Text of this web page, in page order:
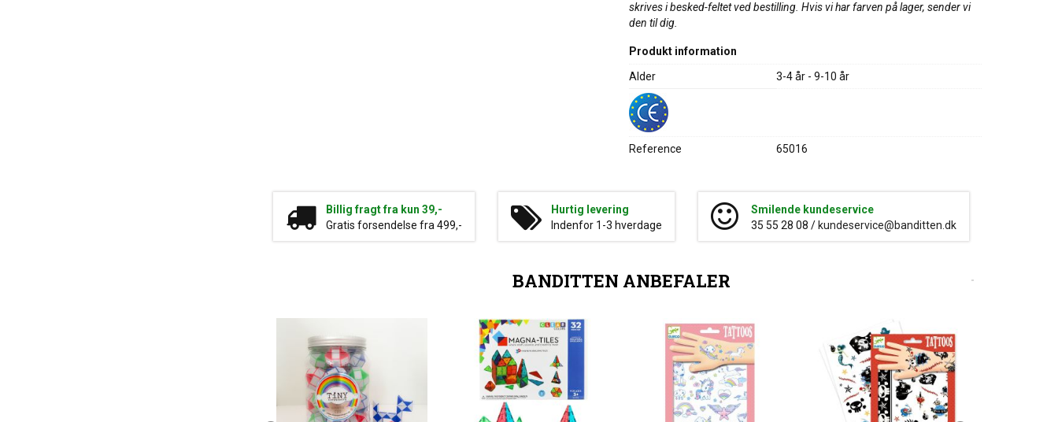
skrives i besked-feltet ved bestilling. Hvis vi har farven på lager, sender vi
den til dig.
Produkt information
Alder
3-4 år - 9-10 år
Reference 65016
Billig fragt fra kun 39,-
Gratis forsendelse fra 499,-
Hurtig levering
Indenfor 1-3 hverdage
Smilende kundeservice
35 55 28 08 / kundeservice@banditten.dk
BANDITTEN ANBEFALER